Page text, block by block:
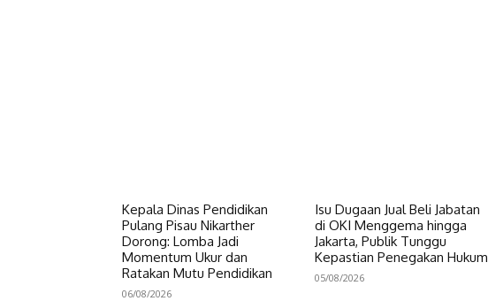
Kepala Dinas Pendidikan
Pulang Pisau Nikarther
Dorong: Lomba Jadi
Momentum Ukur dan
Ratakan Mutu Pendidikan
06/08/2026
Isu Dugaan Jual Beli Jabatan
di OKI Menggema hingga
Jakarta, Publik Tunggu
Kepastian Penegakan Hukum
05/08/2026